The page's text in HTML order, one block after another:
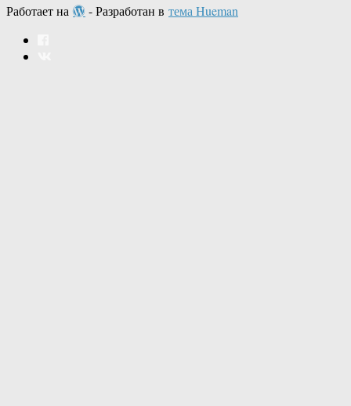
Работает на
- Разработан в тема Hueman